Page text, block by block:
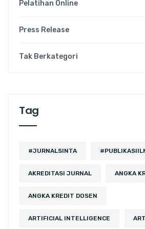
Pelatihan Online
Press Release
Tak Berkategori
Tag
#JURNALSINTA
AKREDITASI JURNAL ANGKA
ANGKA KREDIT DOSEN
ARTIFICIAL INTELLIGENCE